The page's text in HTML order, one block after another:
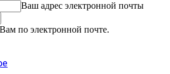
Ваш адрес электронной почты
по электронной почте.